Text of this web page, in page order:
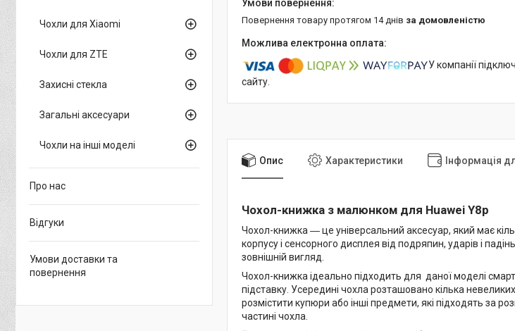
повернення товару протягом 14 днів за домовленістю
У компанії
сайту.
Опис Характеристики Інформація
Чохол-книжка з малюнком для Huawei Y8p
Чохол-книжка ― це універсальний аксесуар, який має
корпусу і сенсорного дисплея від подряпин, ударів і
зовнішній вигляд.
Чохол-книжка ідеально підходить для даної моделі
підставку. Усередині чохла розташовано кілька
розмістити купюри або інші предмети, які підходять за
частині чохла.
Чохли для Xiaomi
Чохли для ZTE
Захисні стекла
Загальні аксесуари
Чохли на інші моделі
Про нас
Відгуки
Умови доставки та
повернення